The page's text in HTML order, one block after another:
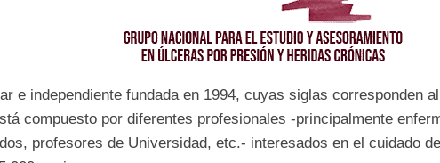
e independiente fundada en 1994, cuyas siglas corresponden al
compuesto por diferentes profesionales -principalmente
profesores de Universidad, etc.- interesados en el cuidado